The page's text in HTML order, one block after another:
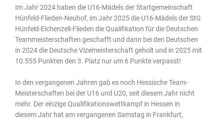
Im Jahr 2024 haben die U16-Mädels der Startgemeinschaft
Hünfeld-Flieden-Neuhof, im Jahr 2025 die U16-Mädels der StG
Hünfeld-Eichenzell-Flieden die Qualifikation für die Deutschen
Teammeisterschaften geschafft und dann bei den Deutschen
in 2024 die Deutsche Vizemeisterschaft geholt und in 2025 mit
10.555 Punkten den 3. Platz nur um 6 Punkte verpasst!
In den vergangenen Jahren gab es noch Hessische Team-
Meisterschaften bei der U16 und U20, seit diesem Jahr nicht
mehr. Der einzige Qualifikationswettkampf in Hessen in
diesem Jahr hat am vergangenen Samstag in Frankfurt,